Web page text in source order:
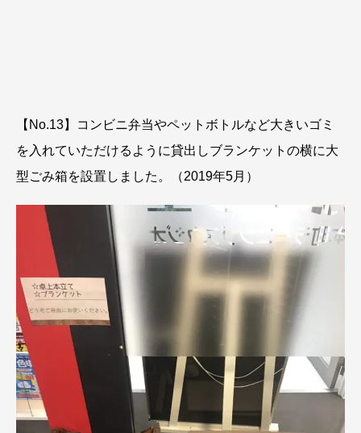
【No.13】コンビニ弁当やペットボトルなど大きいゴミ
を入れていただけるように貸出しブランケットの横に大
型ごみ箱を設置しました。（2019年5月）